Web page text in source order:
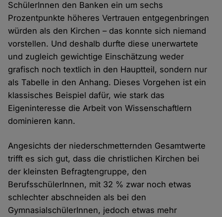
SchülerInnen den Banken ein um sechs
Prozentpunkte höheres Vertrauen entgegenbringen
würden als den Kirchen – das konnte sich niemand
vorstellen. Und deshalb durfte diese unerwartete
und zugleich gewichtige Einschätzung weder
grafisch noch textlich in den Hauptteil, sondern nur
als Tabelle in den Anhang. Dieses Vorgehen ist ein
klassisches Beispiel dafür, wie stark das
Eigeninteresse die Arbeit von Wissenschaftlern
dominieren kann.
Angesichts der niederschmetternden Gesamtwerte
trifft es sich gut, dass die christlichen Kirchen bei
der kleinsten Befragtengruppe, den
BerufsschülerInnen, mit 32 % zwar noch etwas
schlechter abschneiden als bei den
GymnasialschülerInnen, jedoch etwas mehr